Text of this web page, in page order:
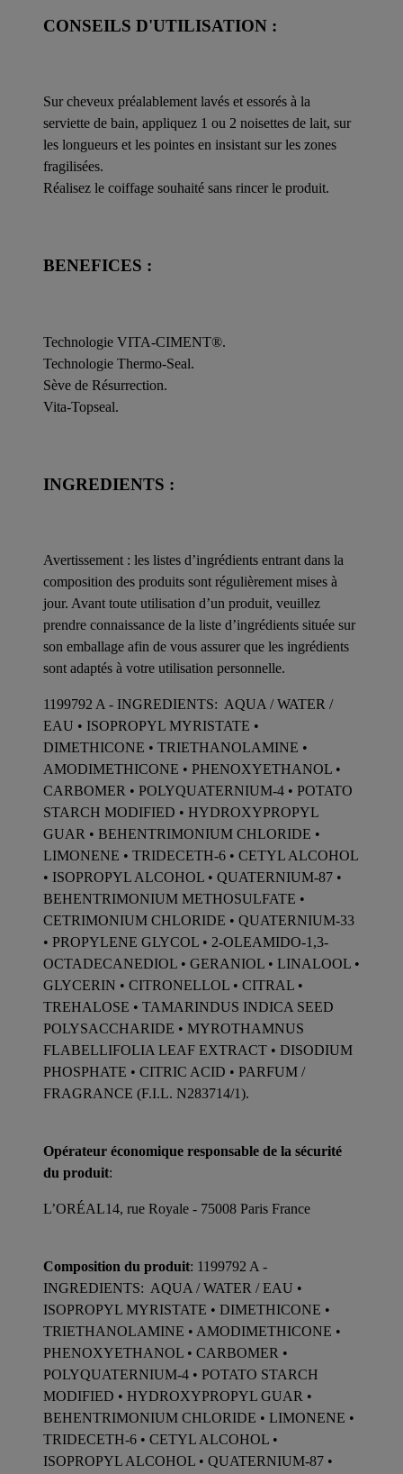
CONSEILS D'UTILISATION :
Sur cheveux préalablement lavés et essorés à la
serviette de bain, appliquez 1 ou 2 noisettes de lait, sur
les longueurs et les pointes en insistant sur les zones
fragilisées.
Réalisez le coiffage souhaité sans rincer le produit.
BENEFICES :
Technologie VITA-CIMENT®.
Technologie Thermo-Seal.
Sève de Résurrection.
Vita-Topseal.
INGREDIENTS :
Avertissement : les listes d’ingrédients entrant dans la
composition des produits sont régulièrement mises à
jour. Avant toute utilisation d’un produit, veuillez
prendre connaissance de la liste d’ingrédients située sur
son emballage afin de vous assurer que les ingrédients
sont adaptés à votre utilisation personnelle.
1199792 A - INGREDIENTS: AQUA / WATER /
EAU • ISOPROPYL MYRISTATE •
DIMETHICONE • TRIETHANOLAMINE •
AMODIMETHICONE • PHENOXYETHANOL •
CARBOMER • POLYQUATERNIUM-4 • POTATO
STARCH MODIFIED • HYDROXYPROPYL
GUAR • BEHENTRIMONIUM CHLORIDE •
LIMONENE • TRIDECETH-6 • CETYL ALCOHOL
• ISOPROPYL ALCOHOL • QUATERNIUM-87 •
BEHENTRIMONIUM METHOSULFATE •
CETRIMONIUM CHLORIDE • QUATERNIUM-33
• PROPYLENE GLYCOL • 2-OLEAMIDO-1,3-
OCTADECANEDIOL • GERANIOL • LINALOOL •
GLYCERIN • CITRONELLOL • CITRAL •
TREHALOSE • TAMARINDUS INDICA SEED
POLYSACCHARIDE • MYROTHAMNUS
FLABELLIFOLIA LEAF EXTRACT • DISODIUM
PHOSPHATE • CITRIC ACID • PARFUM /
FRAGRANCE (F.I.L. N283714/1).
Opérateur économique responsable de la sécurité
du produit:
L’ORÉAL14, rue Royale - 75008 Paris France
Composition du produit: 1199792 A -
INGREDIENTS: AQUA / WATER / EAU •
ISOPROPYL MYRISTATE • DIMETHICONE •
TRIETHANOLAMINE • AMODIMETHICONE •
PHENOXYETHANOL • CARBOMER •
POLYQUATERNIUM-4 • POTATO STARCH
MODIFIED • HYDROXYPROPYL GUAR •
BEHENTRIMONIUM CHLORIDE • LIMONENE •
TRIDECETH-6 • CETYL ALCOHOL •
ISOPROPYL ALCOHOL • QUATERNIUM-87 •